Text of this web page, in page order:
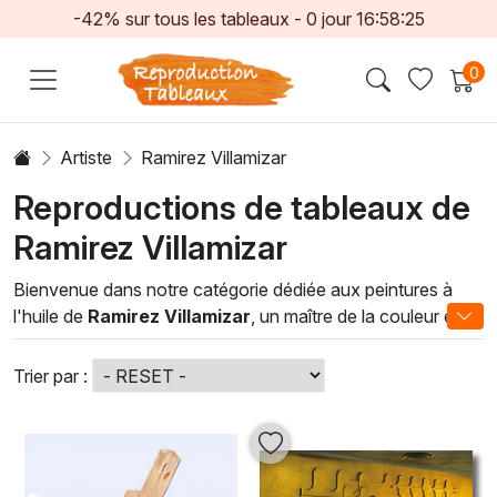
-42% sur tous les tableaux - 0 jour 16:58:25
0
Artiste Ramirez Villamizar
Reproductions de tableaux de
Ramirez Villamizar
Bienvenue dans notre catégorie dédiée aux peintures à
l'huile de Ramirez Villamizar , un maître de la couleur et de
la texture qui sublime le monde des arts visuels. Chaque
œuvre est le fruit d'un savoir-faire exceptionnel, alliant des
techniques traditionnelles aux inspirations modernes. Les
pièces de Villamizar se distinguent par leurs nuances
vibrantes et leur capacité à évoquer des émotions
intenses, transformant chaque intérieur en un véritable
Trier par :